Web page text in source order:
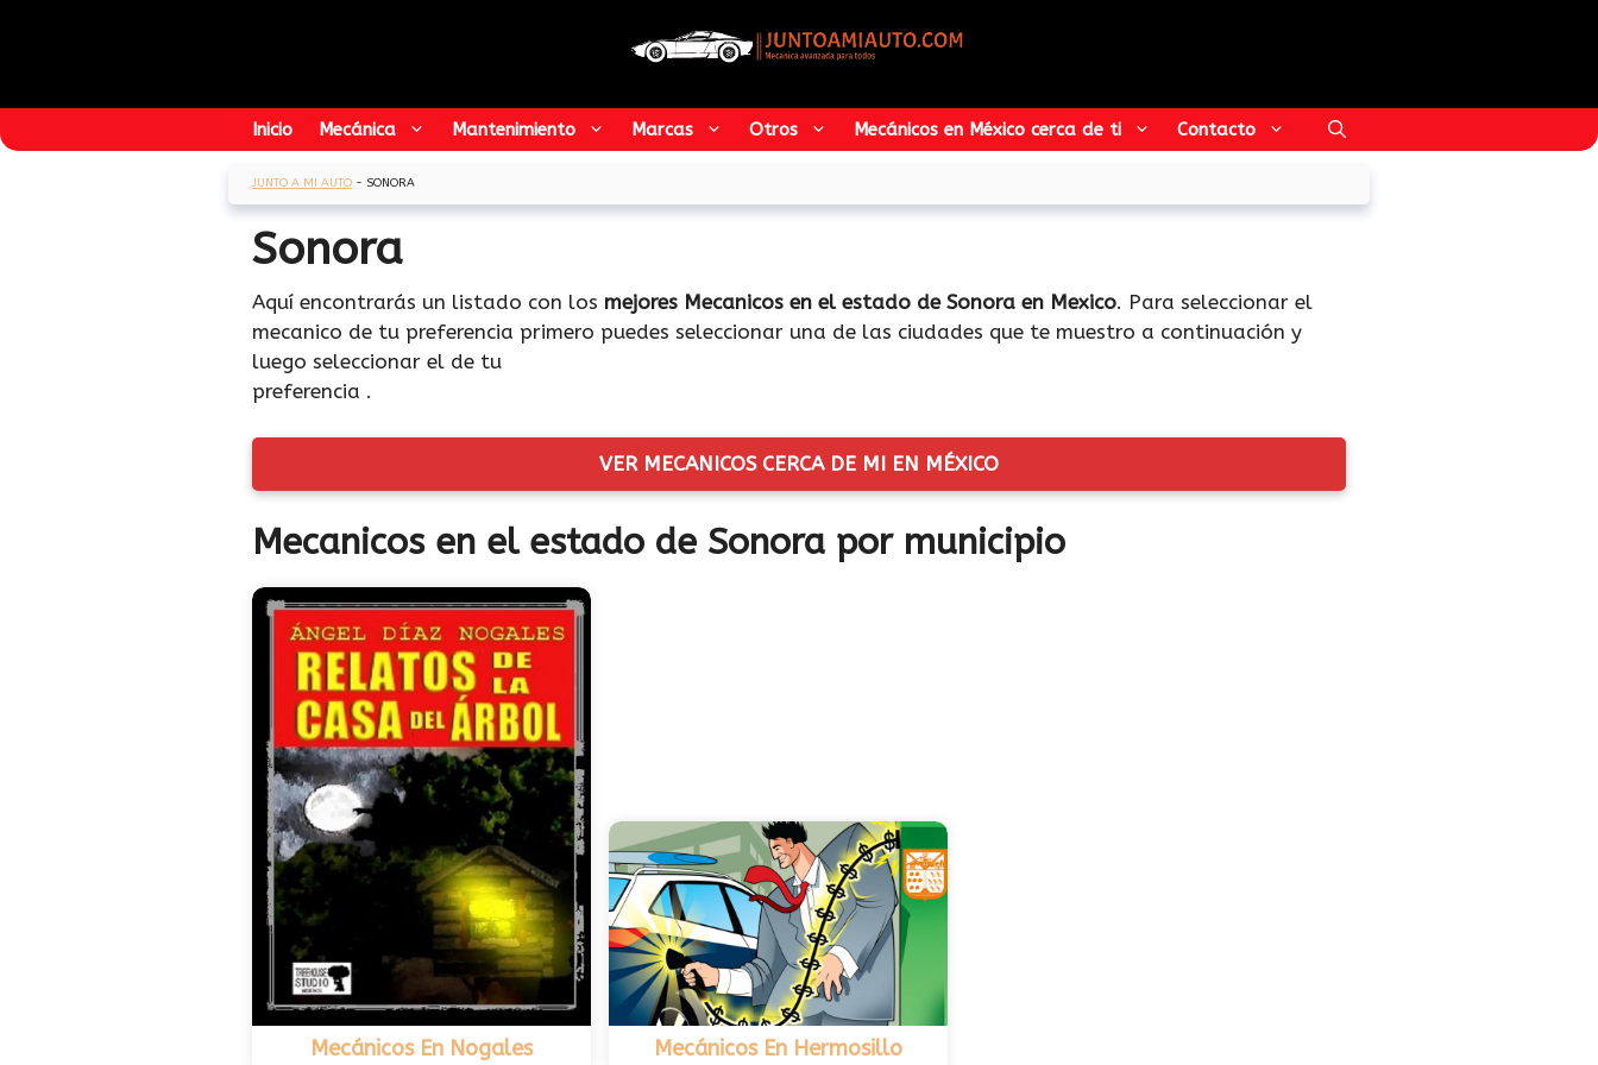
Inicio Mecánica Mantenimiento Marcas Otros Mecánicos en México​ cerca de ti Contacto
JUNTO A MI AUTO - SONORA
Sonora
Aquí encontrarás un listado con los mejores Mecanicos en el estado de Sonora en Mexico. Para seleccionar el
mecanico de tu preferencia primero puedes seleccionar una de las ciudades que te muestro a continuación y
luego seleccionar el de tu
preferencia .
VER MECANICOS CERCA DE MI EN MÉXICO
Mecanicos en el estado de Sonora por municipio
Mecánicos En Nogales Mecánicos En Hermosillo